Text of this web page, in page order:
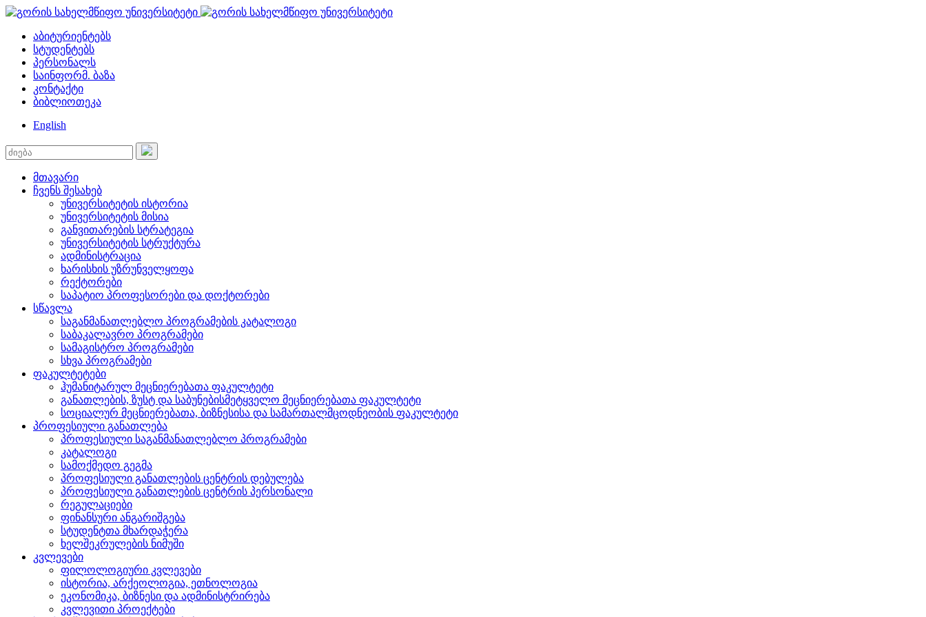
აბიტურიენტებს
სტუდენტებს
პერსონალს
საინფორმ. ბაზა
კონტაქტი
ბიბლიოთეკა
English
მთავარი
ჩვენს შესახებ
უნივერსიტეტის ისტორია
უნივერსიტეტის მისია
განვითარების სტრატეგია
უნივერსიტეტის სტრუქტურა
ადმინისტრაცია
ხარისხის უზრუნველყოფა
რექტორები
საპატიო პროფესორები და დოქტორები
სწავლა
საგანმანათლებლო პროგრამების კატალოგი
საბაკალავრო პროგრამები
სამაგისტრო პროგრამები
სხვა პროგრამები
ფაკულტეტები
ჰუმანიტარულ მეცნიერებათა ფაკულტეტი
განათლების, ზუსტ და საბუნებისმეტყველო მეცნიერებათა ფაკულტეტი
სოციალურ მეცნიერებათა, ბიზნესისა და სამართალმცოდნეობის ფაკულტეტი
პროფესიული განათლება
პროფესიული საგანმანათლებლო პროგრამები
კატალოგი
სამოქმედო გეგმა
პროფესიული განათლების ცენტრის დებულება
პროფესიული განათლების ცენტრის პერსონალი
რეგულაციები
ფინანსური ანგარიშგება
სტუდენტთა მხარდაჭერა
ხელშეკრულების ნიმუში
კვლევები
ფილოლოგიური კვლევები
ისტორია, არქეოლოგია, ეთნოლოგია
ეკონომიკა, ბიზნესი და ადმინისტრირება
კვლევითი პროექტები